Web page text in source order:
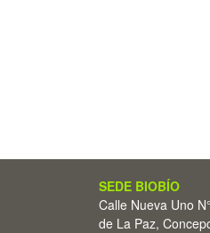
SEDE BIOBÍO
Calle Nueva Uno
de La Paz,